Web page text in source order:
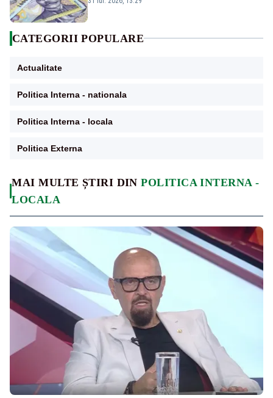
MAI MULTE ȘTIRI DINPOLITICA INTERNA -
LOCALA
CATEGORII POPULARE
Actualitate
Politica Interna - nationala
Politica Interna - locala
Politica Externa